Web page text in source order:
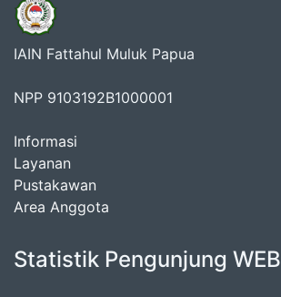
IAIN Fattahul Muluk Papua
NPP 9103192B1000001
Informasi
Layanan
Pustakawan
Area Anggota
Statistik Pengunjung WEB